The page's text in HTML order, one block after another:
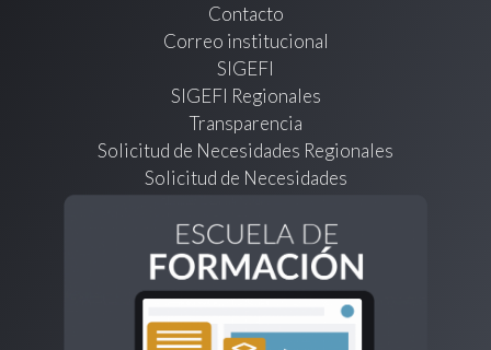
Contacto
Correo institucional
SIGEFI
SIGEFI Regionales
Transparencia
Solicitud de Necesidades Regionales
Solicitud de Necesidades